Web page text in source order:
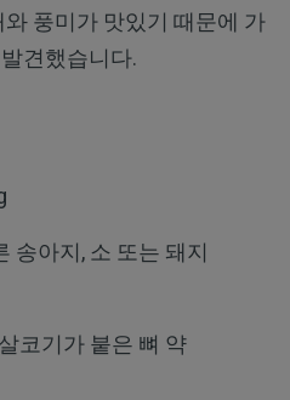
풍미가 맛있기 때문에 가
견했습니다.
송아지, 소 또는 돼지
코기가 붙은 뼈 약